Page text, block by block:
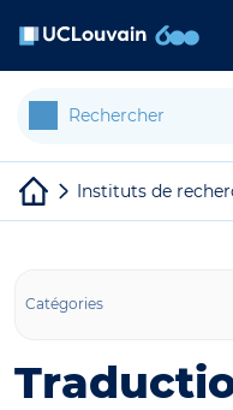
Instituts de
Catégories